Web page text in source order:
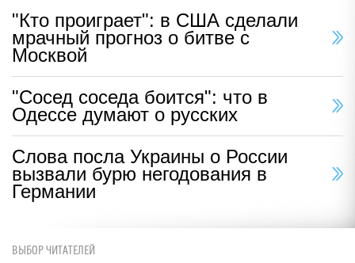
"Кто проиграет": в США сделали
мрачный прогноз о битве с
Москвой
"Сосед соседа боится": что в
Одессе думают о русских
Слова посла Украины о России
вызвали бурю негодования в
Германии
ВЫБОР ЧИТАТЕЛЕЙ